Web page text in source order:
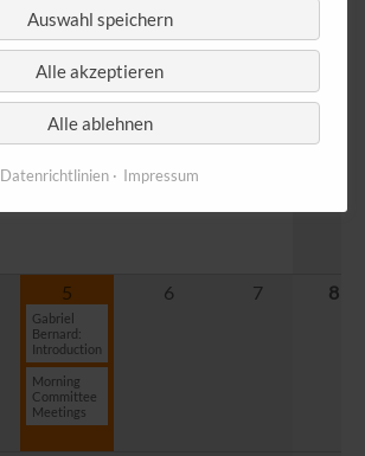
August 2026
Mittwoch Donnerstag
5
Gabriel
Bernard:
Introduction
Morning
Committee
Meetings
6 7 8
Auswahl speichern
Alle akzeptieren
Alle ablehnen
Datenrichtlinien Impressum